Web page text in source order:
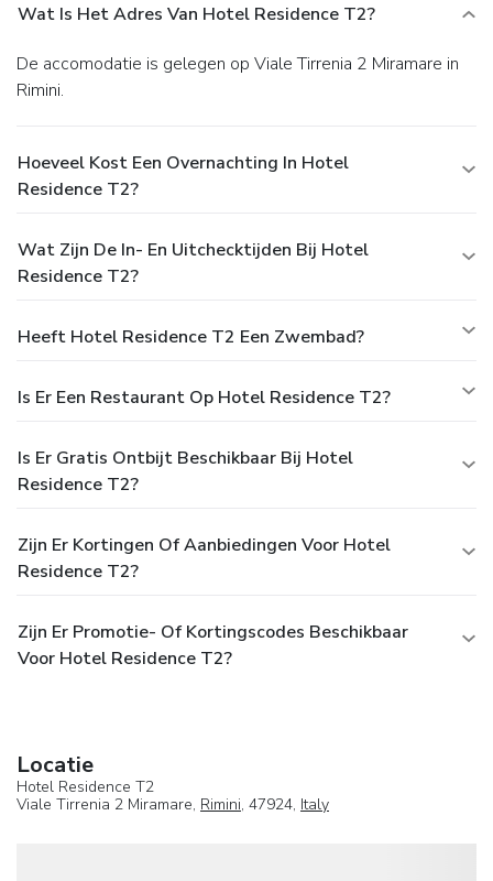
Wat Is Het Adres Van Hotel Residence T2?
De accomodatie is gelegen op Viale Tirrenia 2 Miramare in
Rimini.
Hoeveel Kost Een Overnachting In Hotel
Residence T2?
Wat Zijn De In- En Uitchecktijden Bij Hotel
Residence T2?
Heeft Hotel Residence T2 Een Zwembad?
Is Er Een Restaurant Op Hotel Residence T2?
Is Er Gratis Ontbijt Beschikbaar Bij Hotel
Residence T2?
Zijn Er Kortingen Of Aanbiedingen Voor Hotel
Residence T2?
Zijn Er Promotie- Of Kortingscodes Beschikbaar
Voor Hotel Residence T2?
Locatie
Hotel Residence T2
Viale Tirrenia 2 Miramare, Rimini, 47924, Italy